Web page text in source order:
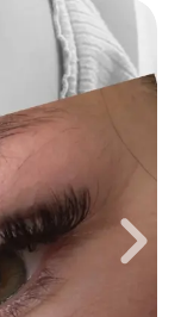
und ich bin